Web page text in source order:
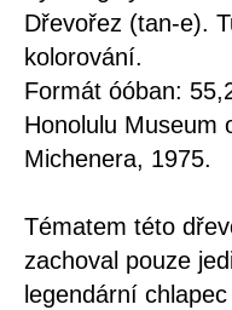
Dřevořez (tan-e).
kolorování.
Formát óóban:
Honolulu Museum
Michenera, 1975.
Tématem této
zachoval pouze
legendární